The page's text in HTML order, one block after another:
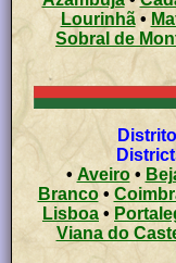
Lourinhã•
Sobral de
Distritos/
• Aveiro•
Branco•
Lisboa •
Viana do